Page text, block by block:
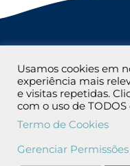
Políticas,
Para prevenir a
desvios, fraudes e/
da Aliança, o
Usamos cookies em
experiência mais
e visitas repetidas.
com o uso de TODOS
Termo de Cookies
Gerenciar Permissões